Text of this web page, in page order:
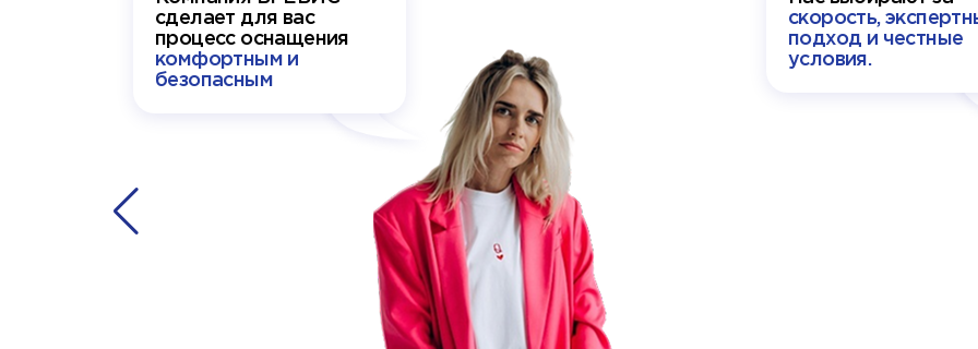
сделает для вас
процесс оснащения
комфортным и
безопасным
скорость,
подход и честные
условия.